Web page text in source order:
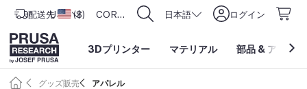
配送先 アメリカ合衆国
USD ($) CORE One L: Now In Stock! 日本語 ログイン
3Dプリンター マテリアル 部品 & アクセ
グッズ販売 アパレル